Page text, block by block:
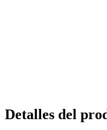
Detalles del